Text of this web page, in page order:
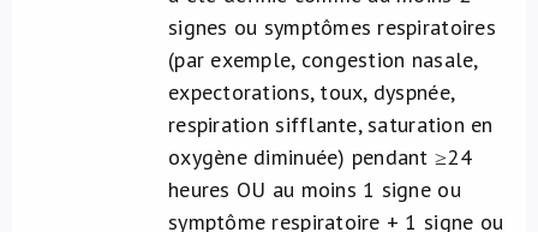
signes ou symptômes respiratoires
(par exemple, congestion nasale,
expectorations, toux, dyspnée,
respiration sifflante, saturation en
oxygène diminuée) pendant ≥24
heures OU au moins 1 signe ou
symptôme respiratoire + 1 signe ou